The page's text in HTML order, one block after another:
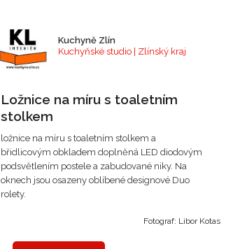
Kuchyně Zlín
Kuchyňské studio | Zlínský kraj
Ložnice na míru s toaletním
stolkem
ložnice na míru s toaletním stolkem a
břidlicovým obkladem doplněná LED diodovým
podsvětlením postele a zabudované niky. Na
oknech jsou osazeny oblíbené designové Duo
rolety.
Fotograf: Libor Kotas